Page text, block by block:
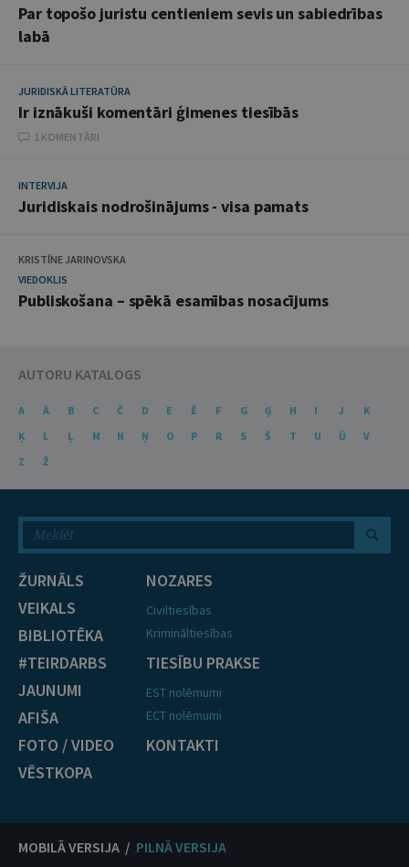
Par topošo juristu centieniem sevis un sabiedrības
labā
JURIDISKĀ LITERATŪRA
Ir iznākuši komentāri ģimenes tiesībās
1 KOMENTĀRI
INTERVIJA
Juridiskais nodrošinājums - visa pamats
KRISTĪNE JARINOVSKA
VIEDOKLIS
Publiskošana – spēkā esamības nosacījums
AUTORU KATALOGS
A Ā B C Č D E Ē F G Ģ H I J
K
Ķ
L Ļ M N Ņ O P R S Š T U Ū
V
Z
Ž
ŽURNĀLS
VEIKALS
BIBLIOTĒKA
#TEIRDARBS
JAUNUMI
AFIŠA
FOTO / VIDEO
VĒSTKOPA
NOZARES
Civiltiesības
Krimināltiesības
TIESĪBU PRAKSE
EST nolēmumi
ECT nolēmumi
KONTAKTI
MOBILĀ VERSIJA / PILNĀ VERSIJA